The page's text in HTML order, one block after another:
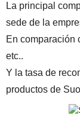
La principal
sede de la
En comparación
etc..
Y la tasa de
productos de